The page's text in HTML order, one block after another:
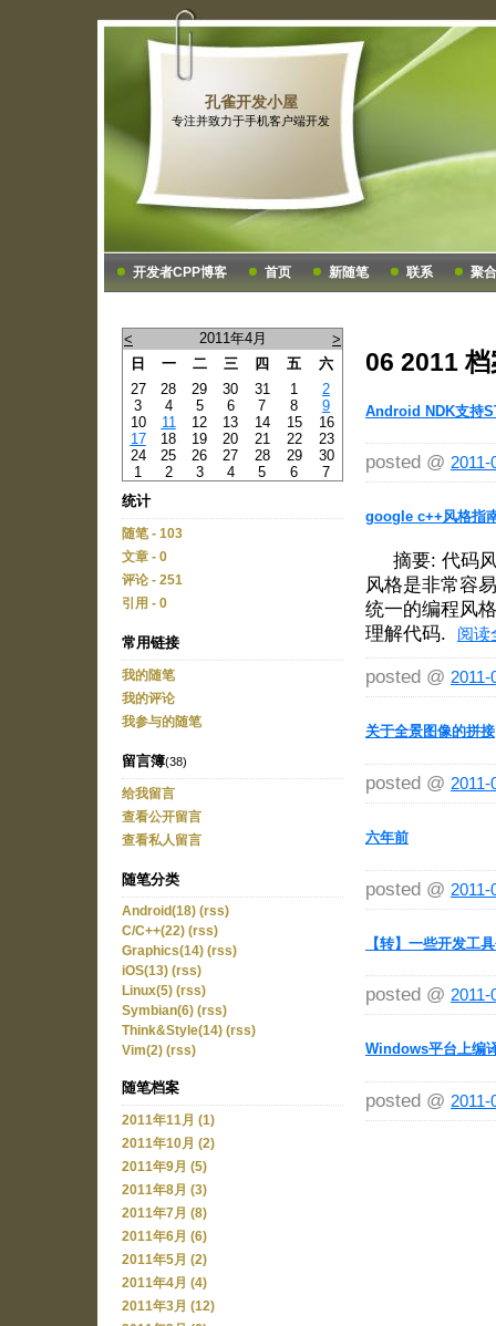
孔雀开发小屋
专注并致力于手机客户端开发
开发者CPP博客 首页 新随笔 联系 聚合
< 2011年4月
>
日
一 二 三 四 五
六
27
28 29 30 31 1
2
3
4 5 6 7 8
9
10
11 12 13 14 15
16
17
18 19 20 21 22
23
24
25 26 27 28 29
30
1
2 3 4 5 6
7
统计
随笔 - 103
文章 - 0
评论 - 251
引用 - 0
常用链接
我的随笔
我的评论
我参与的随笔
留言簿(38)
给我留言
查看公开留言
查看私人留言
随笔分类
Android(18) (rss)
C/C++(22) (rss)
Graphics(14) (rss)
iOS(13) (rss)
Linux(5) (rss)
Symbian(6) (rss)
Think&Style(14) (rss)
Vim(2) (rss)
随笔档案
2011年11月 (1)
2011年10月 (2)
2011年9月 (5)
2011年8月 (3)
2011年7月 (8)
2011年6月 (6)
2011年5月 (2)
2011年4月 (4)
2011年3月 (12)
06 2011 档
Android NDK支持
posted @ 2011-
google c++风格指
摘要: 代码风
风格是非常容
统一的编程风
理解代码.
阅读
posted @ 2011-
关于全景图像的拼接
posted @ 2011-
六年前
posted @ 2011-
【转】一些开发工
posted @ 2011-
Windows平台上编
posted @ 2011-